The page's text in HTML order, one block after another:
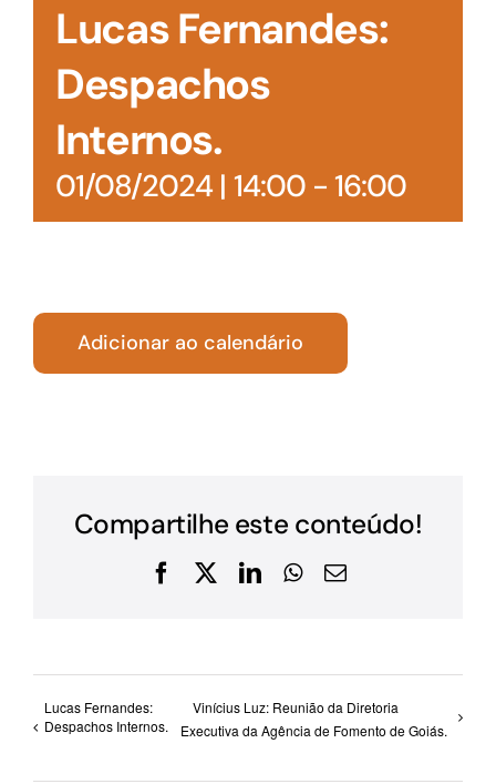
Lucas Fernandes:
Despachos
Internos.
01/08/2024 | 14:00- 16:00
Adicionar ao calendário
Compartilhe este conteúdo!
Facebook
X LinkedInWhatsApp
E-
Lucas Fernandes:
Despachos Internos.
Vinícius Luz: Reunião da Diretoria
Executiva da Agência de Fomento de Goiás.